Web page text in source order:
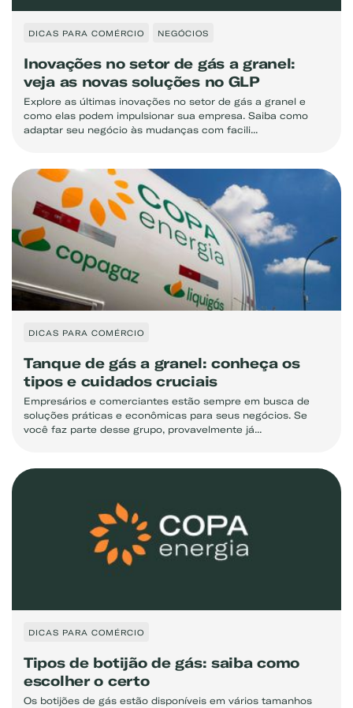
DICAS PARA COMÉRCIO NEGÓCIOS
Inovações no setor de gás a granel:
veja as novas soluções no GLP
Explore as últimas inovações no setor de gás a granel e
como elas podem impulsionar sua empresa. Saiba como
adaptar seu negócio às mudanças com facili...
DICAS PARA COMÉRCIO
Tanque de gás a granel: conheça os
tipos e cuidados cruciais
Empresários e comerciantes estão sempre em busca de
soluções práticas e econômicas para seus negócios. Se
você faz parte desse grupo, provavelmente já...
DICAS PARA COMÉRCIO
Tipos de botijão de gás: saiba como
escolher o certo
Os botijões de gás estão disponíveis em vários tamanhos